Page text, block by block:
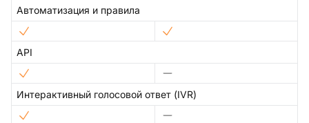
Автоматизация и правила
API
Интерактивный голосовой ответ (IVR)